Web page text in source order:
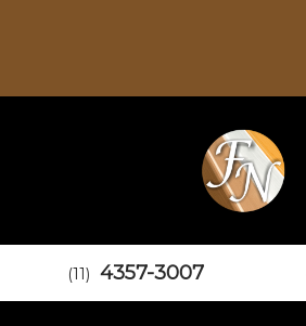
(11) 4357-3007